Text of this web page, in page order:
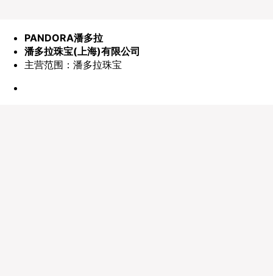
PANDORA潘多拉
潘多拉珠宝(上海)有限公司
主营范围：潘多拉珠宝